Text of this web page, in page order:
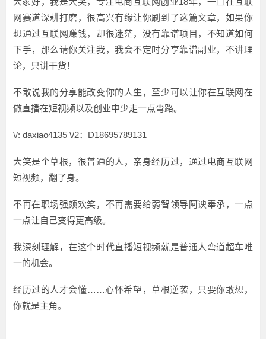
网赛道深耕打磨，很高兴有缘让你刷到了这篇文章，如果你
想通过互联网赚钱，却很迷茫，没有靠谱项目，不知道如何
下手，那么请你关注我，我会不定时分享靠谱副业，不讲理
论，只讲干货！
不敢说我的分享能改变你的人生，至少可以让你在互联网在
做直播在短视频以及创业中少走一点弯路。
\/: daxiao4135 \/2：D18695789131
大笑是个草根，很普通的人，亲身经历过，通过电商互联网
短视频，翻了身。
不再在职场强颜欢笑，不再需要给弱智领导阿谀奉承，一点
一点让自己变得更高级。
我深刻理解，在这个时代直播短视频就是普通人弯道超车唯
一的机会。
经历过的人才会懂……心怀希望，草根逆袭，只要你敢想，
你就是主角。